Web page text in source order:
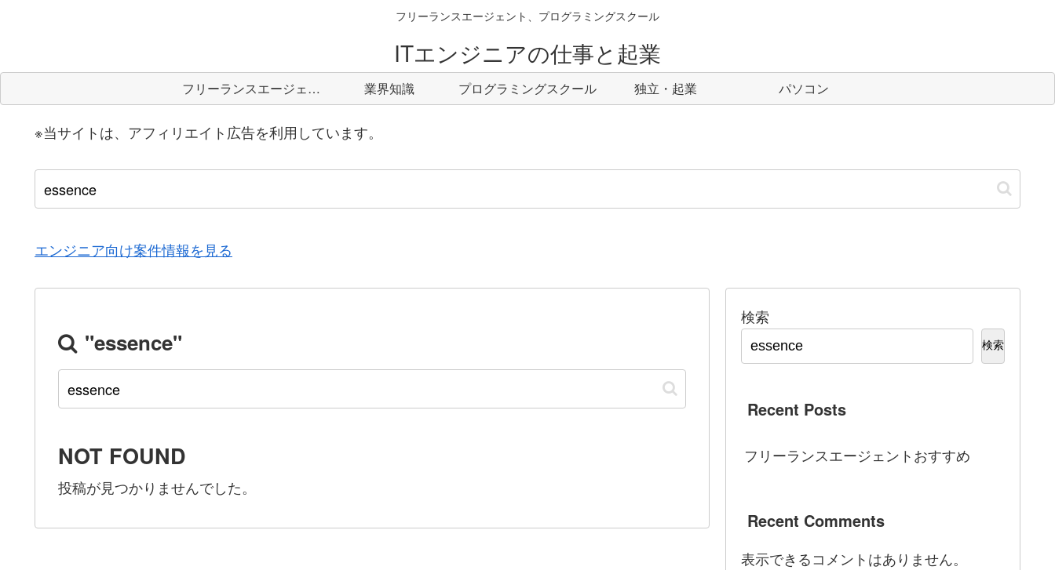
フリーランスエージェント、プログラミングスクール
ITエンジニアの仕事と起業
フリーランスエージェント 業界知識 プログラミングスクール 独立・起業 パソコン
※当サイトは、アフィリエイト広告を利用しています。
エンジニア向け案件情報を見る
"essence"
NOT FOUND
投稿が見つかりませんでした。
検索
検索
Recent Posts
フリーランスエージェントおすすめ
Recent Comments
表示できるコメントはありません。